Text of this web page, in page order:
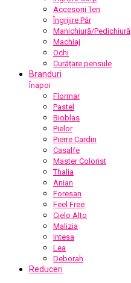
Accesorii Ten
Îngrijire Păr
Manichiură/Pedichiură
Machiaj
Ochi
Curățare pensule
Branduri
Înapoi
Flormar
Pastel
Bioblas
Pielor
Pierre Cardin
Casalfe
Master Colorist
Thalia
Anian
Foresan
Feel Free
Cielo Alto
Malizia
Intesa
Lea
Deborah
Reduceri